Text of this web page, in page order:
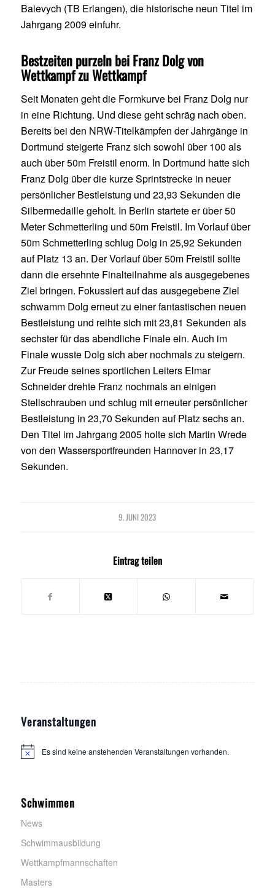
Baievych (TB Erlangen), die historische neun Titel im
Jahrgang 2009 einfuhr.
Bestzeiten purzeln bei Franz Dolg von
Wettkampf zu Wettkampf
Seit Monaten geht die Formkurve bei Franz Dolg nur
in eine Richtung. Und diese geht schräg nach oben.
Bereits bei den NRW-Titelkämpfen der Jahrgänge in
Dortmund steigerte Franz sich sowohl über 100 als
auch über 50m Freistil enorm. In Dortmund hatte sich
Franz Dolg über die kurze Sprintstrecke in neuer
persönlicher Bestleistung und 23,93 Sekunden die
Silbermedaille geholt. In Berlin startete er über 50
Meter Schmetterling und 50m Freistil. Im Vorlauf über
50m Schmetterling schlug Dolg in 25,92 Sekunden
auf Platz 13 an. Der Vorlauf über 50m Freistil sollte
dann die ersehnte Finalteilnahme als ausgegebenes
Ziel bringen. Fokussiert auf das ausgegebene Ziel
schwamm Dolg erneut zu einer fantastischen neuen
Bestleistung und reihte sich mit 23,81 Sekunden als
sechster für das abendliche Finale ein. Auch im
Finale wusste Dolg sich aber nochmals zu steigern.
Zur Freude seines sportlichen Leiters Elmar
Schneider drehte Franz nochmals an einigen
Stellschrauben und schlug mit erneuter persönlicher
Bestleistung in 23,70 Sekunden auf Platz sechs an.
Den Titel im Jahrgang 2005 holte sich Martin Wrede
von den Wassersportfreunden Hannover in 23,17
Sekunden.
9. JUNI 2023
Eintrag teilen
Veranstaltungen
H
i
Es sind keine anstehenden Veranstaltungen vorhanden.
Schwimmen
News
Schwimmausbildung
Wettkampfmannschaften
Masters